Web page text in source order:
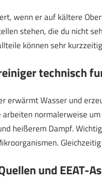
wenn er auf kältere
stehen, die du nicht
können sehr
technisch
erwärmt Wasser und
normalerweise
heißerem Dampf.
und EEAT-